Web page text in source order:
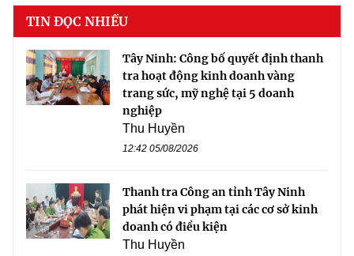
TIN ĐỌC NHIỀU
Tây Ninh: Công bố quyết định thanh
tra hoạt động kinh doanh vàng
trang sức, mỹ nghệ tại 5 doanh
nghiệp
Thu Huyền
12:42 05/08/2026
Thanh tra Công an tỉnh Tây Ninh
phát hiện vi phạm tại các cơ sở kinh
doanh có điều kiện
Thu Huyền